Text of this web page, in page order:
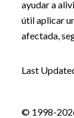
ayudar a
útil aplicar
afectada,
Last
© 1998-